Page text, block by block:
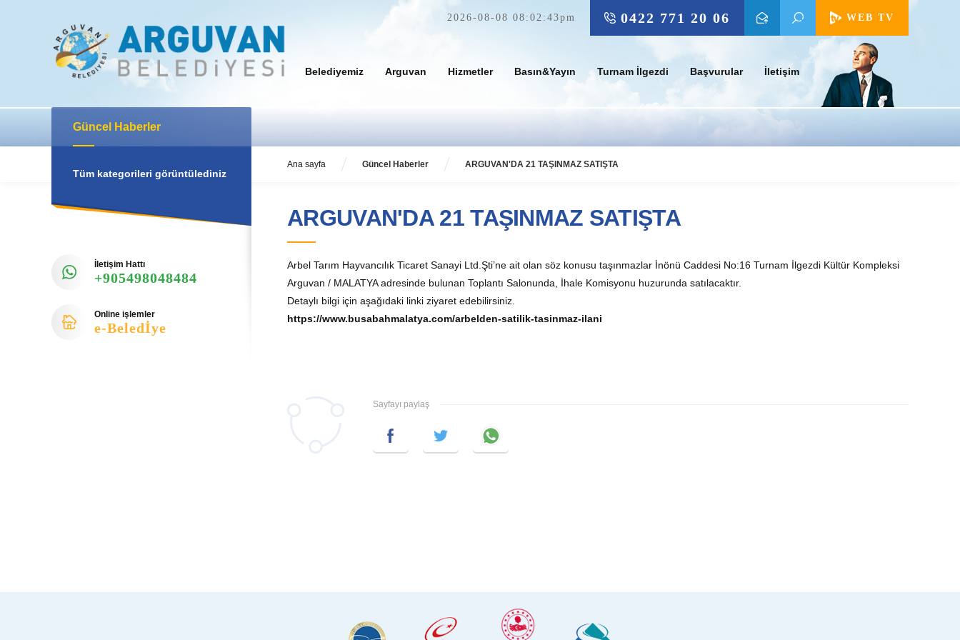
WEB TV
0422 771 20 06
2026-08-08 08:02:43pm
Belediyemiz Arguvan Hizmetler Basın&Yayın Turnam İlgezdi Başvurular İletişim
Ana sayfa Güncel Haberler ARGUVAN'DA 21 TAŞINMAZ SATIŞTA
Güncel Haberler
Tüm kategorileri görüntülediniz
İletişim Hattı
+905498048484
Online işlemler
e-Beledİye
ARGUVAN'DA 21 TAŞINMAZ SATIŞTA
Arbel Tarım Hayvancılık Ticaret Sanayi Ltd.Şti’ne ait olan söz konusu taşınmazlar İnönü Caddesi No:16 Turnam İlgezdi Kültür Kompleksi
Arguvan / MALATYA adresinde bulunan Toplantı Salonunda, İhale Komisyonu huzurunda satılacaktır.
Detaylı bilgi için aşağıdaki linki ziyaret edebilirsiniz.
https://www.busabahmalatya.com/arbelden-satilik-tasinmaz-ilani
Sayfayı paylaş